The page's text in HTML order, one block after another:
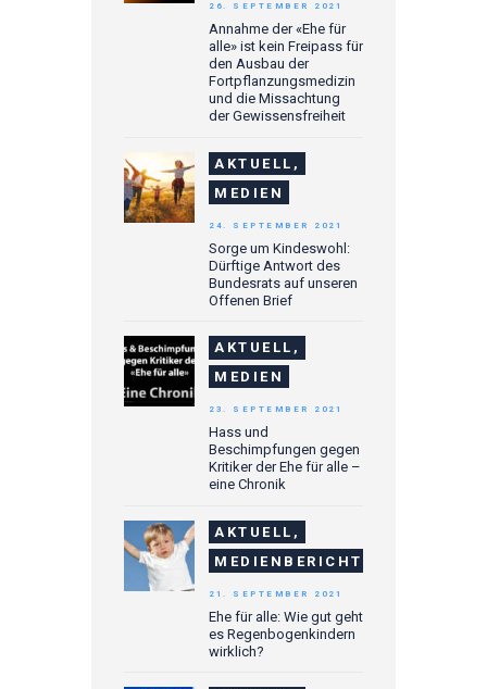
Annahme der «Ehe für
alle» ist kein Freipass für
den Ausbau der
Fortpflanzungsmedizin
und die Missachtung
der Gewissensfreiheit
26. SEPTEMBER 2021
AKTUELL,
MEDIEN
Sorge um Kindeswohl:
Dürftige Antwort des
Bundesrats auf unseren
Offenen Brief
24. SEPTEMBER 2021
AKTUELL,
MEDIEN
Hass und
Beschimpfungen gegen
Kritiker der Ehe für alle –
eine Chronik
23. SEPTEMBER 2021
AKTUELL,
MEDIENBERICHTE
Ehe für alle: Wie gut geht
es Regenbogenkindern
wirklich?
21. SEPTEMBER 2021